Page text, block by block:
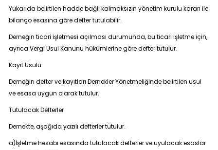
Yukarıda belirtilen hadde bağlı kalmaksızın yönetim kurulu kararı ile
bilanço esasına göre defter tutulabilir.
Derneğin ticari işletmesi açılması durumunda, bu ticari işletme için,
ayrıca Vergi Usul Kanunu hükümlerine göre defter tutulur.
Kayıt Usulü
Derneğin defter ve kayıtları Dernekler Yönetmeliğinde belirtilen usul
ve esasa uygun olarak tutulur.
Tutulacak Defterler
Dernekte, aşağıda yazılı defterler tutulur.
a)İşletme hesabı esasında tutulacak defterler ve uyulacak esaslar